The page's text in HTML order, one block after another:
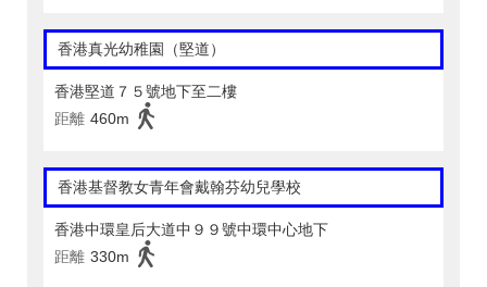
香港真光幼稚園（堅道）
香港堅道７５號地下至二樓
距離 460m
香港基督教女青年會戴翰芬幼兒學校
香港中環皇后大道中９９號中環中心地下
距離 330m